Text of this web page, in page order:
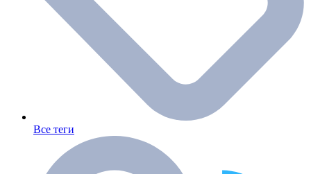
Все теги